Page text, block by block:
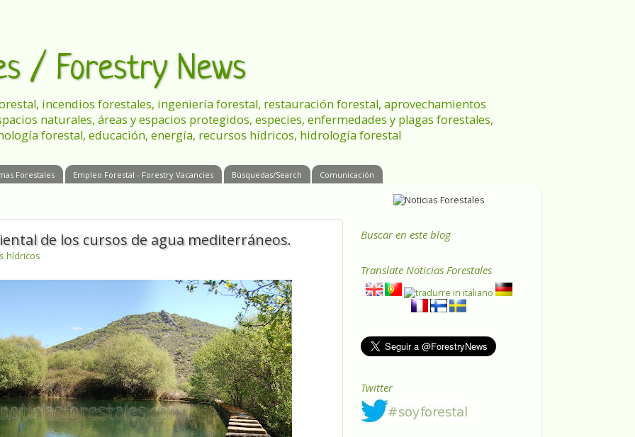
/ Forestry News
incendios forestales, ingeniería forestal, restauración forestal, aprovechamientos
naturales, áreas y espacios protegidos, especies, enfermedades y plagas forestales,
forestal, educación, energía, recursos hídricos, hidrología forestal
Forestales Empleo Forestal - Forestry Vacancies Búsquedas/Search Comunicación
de los cursos de agua mediterráneos.
hídricos
Buscar en este blog
Translate Noticias Forestales
Twitter